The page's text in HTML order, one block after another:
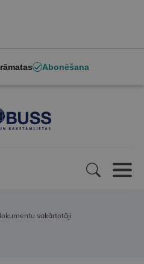
Abonēšana
sakārtotāji